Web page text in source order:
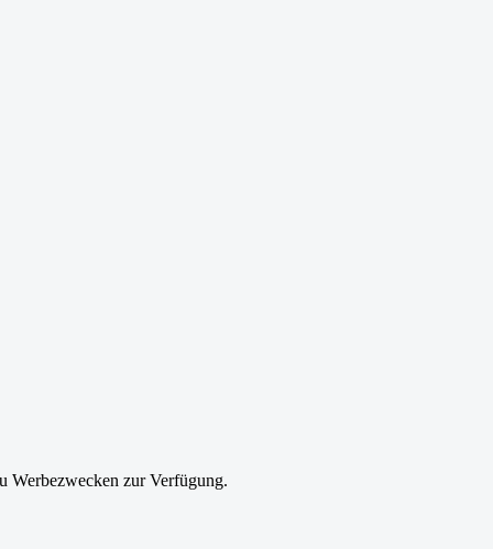
Werbezwecken zur Verfügung.